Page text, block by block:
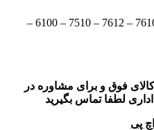
6600 – 6700 – 7610 – 7612 – 7510 – 6100 –
فوق و برای مشاوره در
لطفا تماس بگیرید
اچ پی